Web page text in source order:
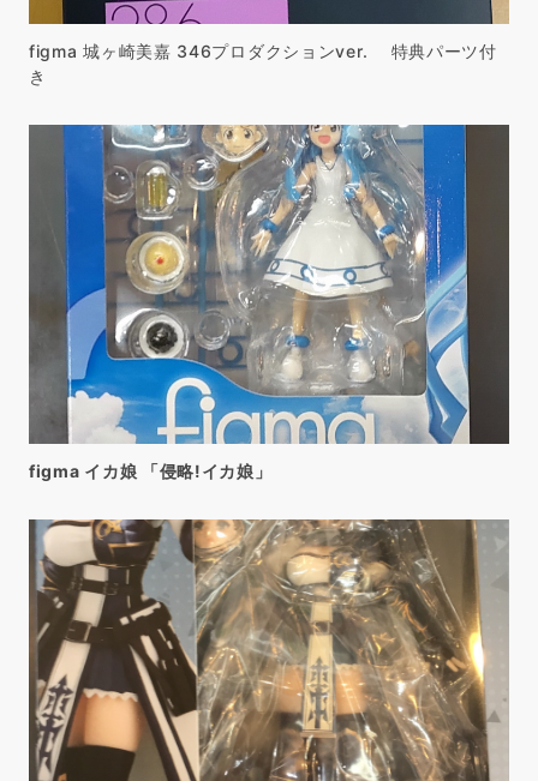
figma 城ヶ崎美嘉 346プロダクションver. 特典パーツ付
き
figma イカ娘 「侵略!イカ娘」